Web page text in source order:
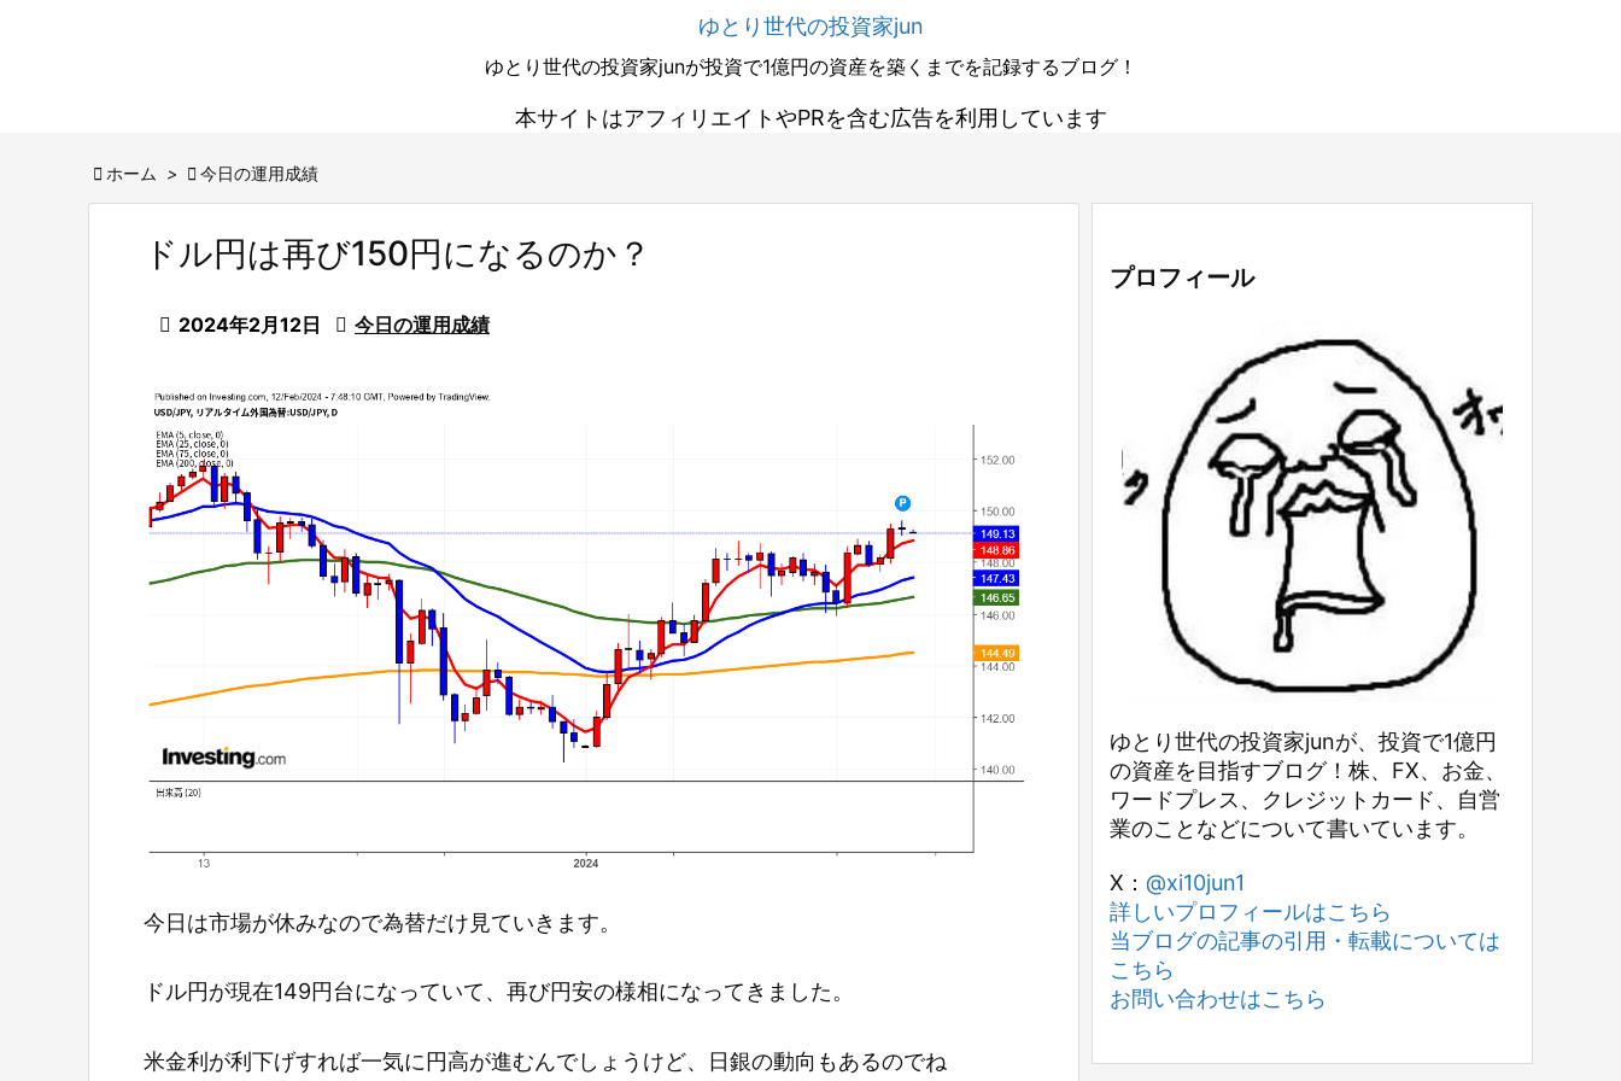
ゆとり世代の投資家jun
ゆとり世代の投資家junが投資で1億円の資産を築くまでを記録するブログ！
本サイトはアフィリエイトやPRを含む広告を利用しています
 ホーム >  今日の運用成績
ドル円は再び150円になるのか？
 2024年2月12日  今日の運用成績
今日は市場が休みなので為替だけ見ていきます。
ドル円が現在149円台になっていて、再び円安の様相になってきました。
米金利が利下げすれば一気に円高が進むんでしょうけど、日銀の動向もあるのでね
プロフィール
ゆとり世代の投資家junが、投資で1億円
の資産を目指すブログ！株、FX、お金、
ワードプレス、クレジットカード、自営
業のことなどについて書いています。
X： @xi10jun1
詳しいプロフィールはこちら
当ブログの記事の引用・転載については
こちら
お問い合わせはこちら